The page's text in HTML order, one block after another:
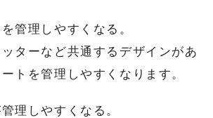
管理しやすくなる。
ターなど共通するデザインがあ
トを管理しやすくなります。
理しやすくなる。